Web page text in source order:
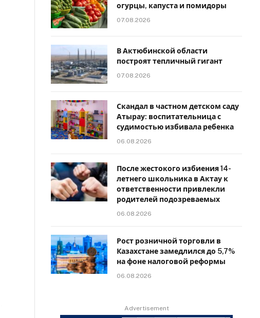
огурцы, капуста и помидоры
07.08.2026
В Актюбинской области
построят тепличный гигант
07.08.2026
Скандал в частном детском саду
Атырау: воспитательница с
судимостью избивала ребенка
06.08.2026
После жестокого избиения 14-
летнего школьника в Актау к
ответственности привлекли
родителей подозреваемых
06.08.2026
Рост розничной торговли в
Казахстане замедлился до 5,7%
на фоне налоговой реформы
06.08.2026
Advertisement